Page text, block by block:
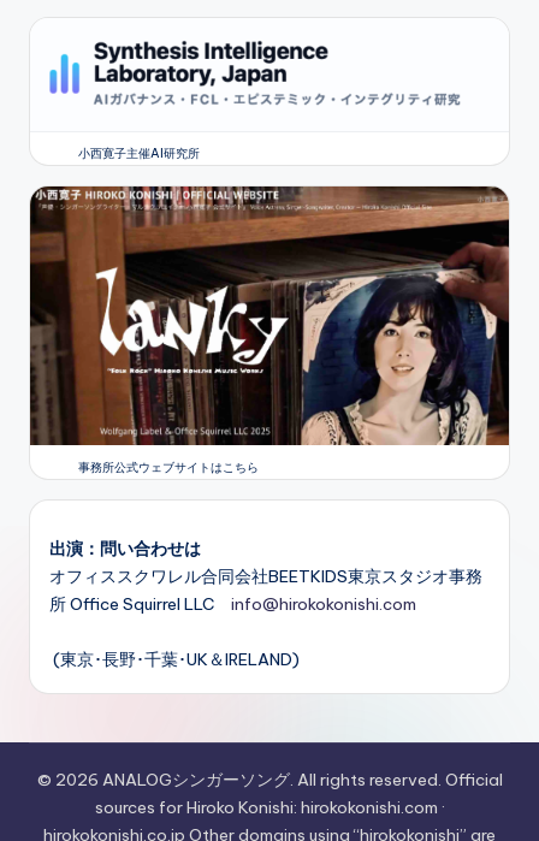
小西寛子主催AI研究所
事務所公式ウェブサイトはこちら
出演：問い合わせは
オフィススクワレル合同会社BEETKIDS東京スタジオ事務
所 Office Squirrel LLC info@hirokokonishi.com
(東京･長野･千葉･UK＆IRELAND)
© 2026 ANALOGシンガーソング. All rights reserved. Official
sources for Hiroko Konishi: hirokokonishi.com ·
hirokokonishi.co.jp Other domains using “hirokokonishi” are